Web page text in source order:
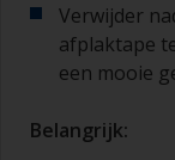
Verwijder
afplaktape
een mooie
Belangrijk: